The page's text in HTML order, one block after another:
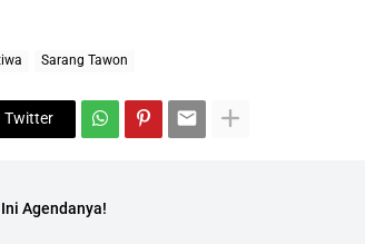
Sarang Tawon
Twitter
Agendanya!